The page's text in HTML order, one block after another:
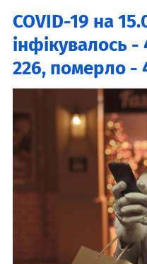
COVID-19 на
інфікувалось
226, померло -